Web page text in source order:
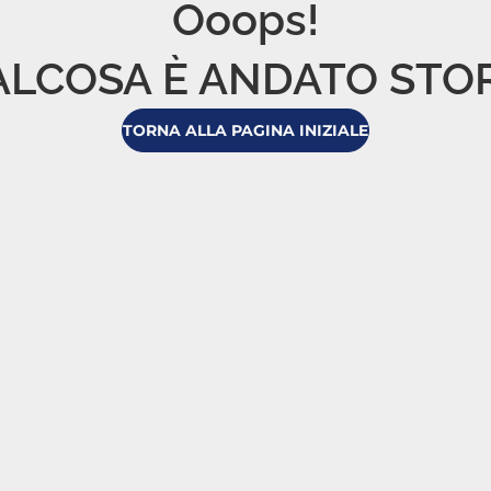
Ooops!
È ANDATO
TORNA ALLA PAGINA INIZIALE